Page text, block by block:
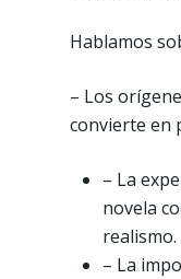
Hablamos
– Los
convierte en
– La
novela
realismo.
– La